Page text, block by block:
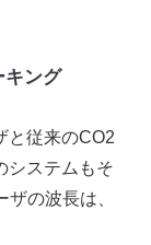
キング
と従来のCO2
システムもそ
の波長は、